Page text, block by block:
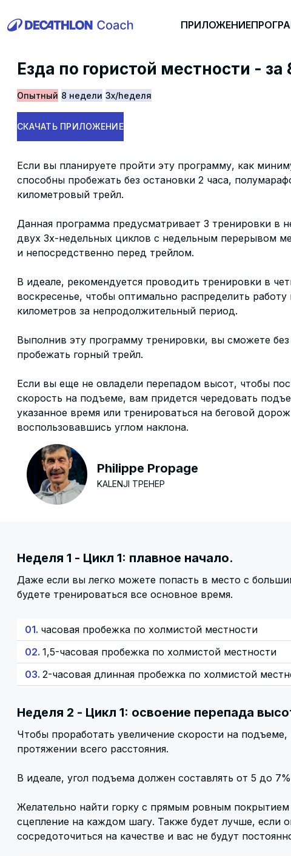
ПРИЛОЖЕНИЕ
Езда по гористой местности - за
Опытный 8 недели 3x/hеделя
СКАЧАТЬ ПРИЛОЖЕНИЕ
Если вы планируете пройти эту программу, как
способны пробежать без остановки 2 часа,
километровый трейл.
Данная программа предусматривает 3 тренировки в
двух 3х-недельных циклов с недельным перерывом
и непосредственно перед трейлом.
В идеале, рекомендуется проводить тренировки в
воскресенье, чтобы оптимально распределить
километров за непродолжительный период.
Выполнив эту программу тренировки, вы сможете
пробежать горный трейл.
Если вы еще не овладели перепадом высот, чтобы
скорость на подъеме, вам придется чередовать
указанное время или тренироваться на беговой
воспользовавшись углом наклона.
Philippe Propage
KALENJI ТРЕНЕР
Неделя 1 - Цикл 1: плавное начало.
Даже если вы легко можете попасть в место с
будете тренироваться все основное время.
01. часовая пробежка по холмистой местности
02. 1,5-часовая пробежка по холмистой местности
03. 2-часовая длинная пробежка по холмистой
Неделя 2 - Цикл 1: освоение перепада
Чтобы проработать увеличение скорости на
протяжении всего расстояния.
В идеале, угол подъема должен составлять от 5 до
Желательно найти горку с прямым ровным
сцепление на каждом шагу. Также будет лучше, если
сосредоточиться на качестве и вас не будут